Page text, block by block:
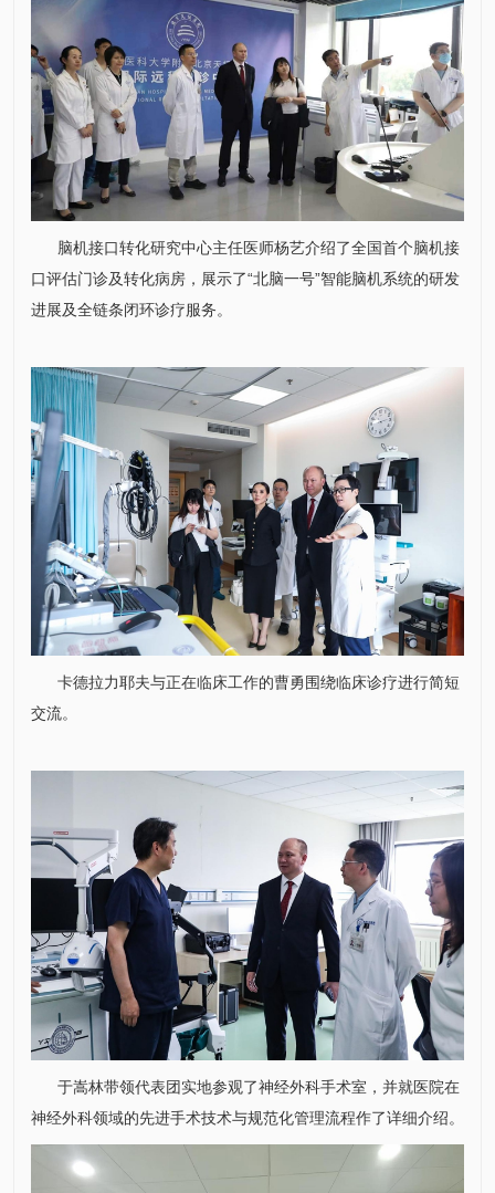
脑机接口转化研究中心主任医师杨艺介绍了全国首个脑机接
口评估门诊及转化病房，展示了“北脑一号”智能脑机系统的研发
进展及全链条闭环诊疗服务。
卡德拉力耶夫与正在临床工作的曹勇围绕临床诊疗进行简短
交流。
于嵩林带领代表团实地参观了神经外科手术室 ，并就医院在
神经外科领域的先进手术技术与规范化管理流程作了详细介绍。